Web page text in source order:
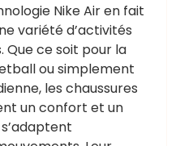
Nike Air en fait
variété d’activités
Que ce soit pour la
ou simplement
les chaussures
un confort et un